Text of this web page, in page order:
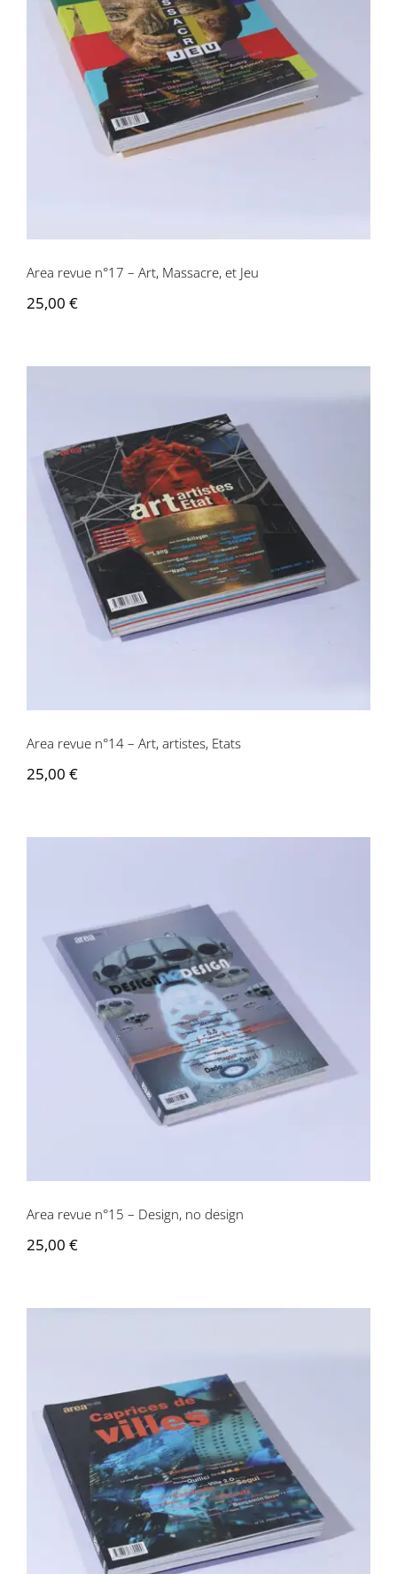
Area revue n°17 – Art, Massacre, et Jeu
Area revue n°17 – Art, Massacre, et Jeu
25,00 €
Area revue n°14 – Art, artistes, Etats
Area revue n°14 – Art, artistes, Etats
25,00 €
Area revue n°15 – Design, no design
Area revue n°15 – Design, no design
25,00 €
Area revue n°16 – Caprices des villes